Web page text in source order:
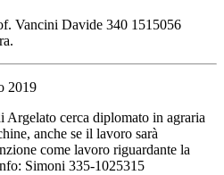
Vancini Davide 340 1515056
2019
cerca diplomato in agraria
anche se il lavoro sarà
come lavoro riguardante la
Simoni 335-1025315